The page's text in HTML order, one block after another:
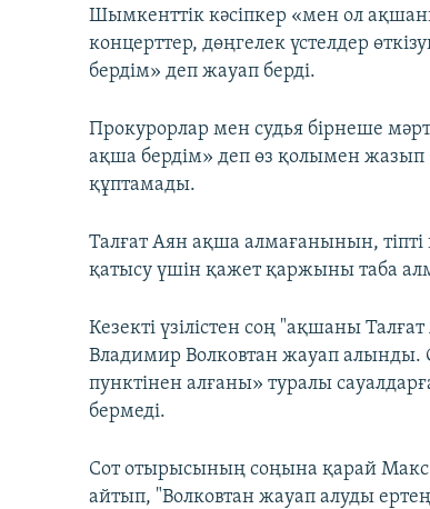
Шымкенттік кәсіпкер «мен ол
концерттер, дөңгелек үстелдер
бердім» деп жауап берді.
Прокурорлар мен судья бірнеше
ақша бердім» деп өз қолымен
құптамады.
Талғат Аян ақша алмағанынын,
қатысу үшін қажет қаржыны таба
Кезекті үзілістен соң "ақшаны
Владимир Волковтан жауап алынды.
пунктінен алғаны» туралы
бермеді.
Сот отырысының соңына қарай
айтып, "Волковтан жауап алуды